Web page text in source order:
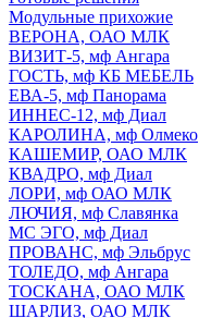
Модульные прихожие
ВЕРОНА, ОАО МЛК
ВИЗИТ-5, мф Ангара
ГОСТЬ, мф КБ МЕБЕЛЬ
ЕВА-5, мф Панорама
ИННЕС-12, мф Диал
КАРОЛИНА, мф Олмеко
КАШЕМИР, ОАО МЛК
КВАДРО, мф Диал
ЛОРИ, мф ОАО МЛК
ЛЮЧИЯ, мф Славянка
МС ЭГО, мф Диал
ПРОВАНС, мф Эльбрус
ТОЛЕДО, мф Ангара
ТОСКАНА, ОАО МЛК
ШАРЛИЗ, ОАО МЛК